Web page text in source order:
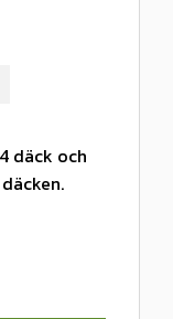
däck och